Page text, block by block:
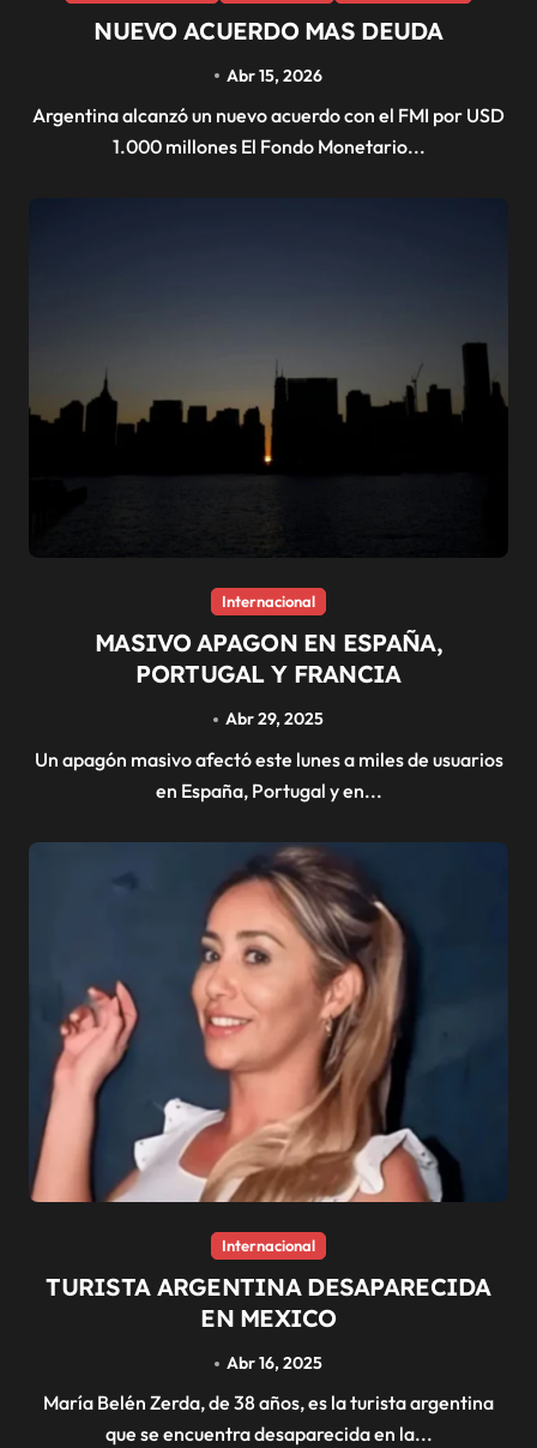
NUEVO ACUERDO MAS DEUDA
Abr 15, 2026
Argentina alcanzó un nuevo acuerdo con el FMI por USD
1.000 millones El Fondo Monetario...
Internacional
MASIVO APAGON EN ESPAÑA,
PORTUGAL Y FRANCIA
Abr 29, 2025
Un apagón masivo afectó este lunes a miles de usuarios
en España, Portugal y en...
Internacional
TURISTA ARGENTINA DESAPARECIDA
EN MEXICO
Abr 16, 2025
María Belén Zerda, de 38 años, es la turista argentina
que se encuentra desaparecida en la...